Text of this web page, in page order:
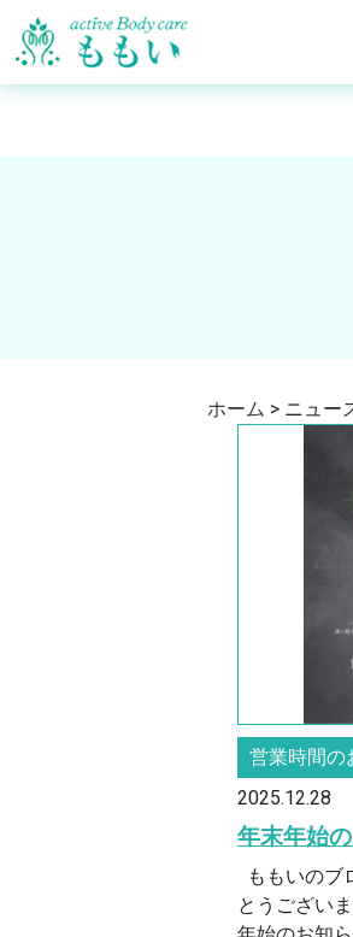
ホーム > ニュー
営業時間の
2025.12.28
年末年始
ももいのブ
とうござい